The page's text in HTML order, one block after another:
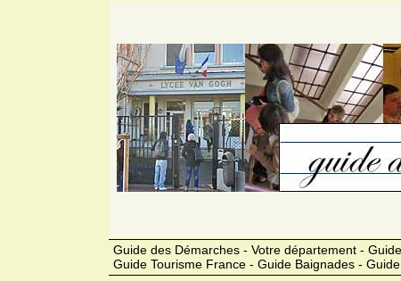
Guide des Démarches - Votre département -
Guide Tourisme France - Guide Baignades -